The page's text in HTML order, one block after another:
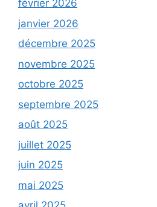
février 2026
janvier 2026
décembre 2025
novembre 2025
octobre 2025
septembre 2025
août 2025
juillet 2025
juin 2025
mai 2025